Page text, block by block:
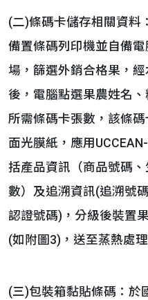
(二)條碼卡儲存相關資料
備置條碼列印機並自備
場，篩選外銷合格果，
後，電腦點選果農姓名
所需條碼卡張數，該條
面光膜紙，應用
括產品資訊（商品號碼
數）及追溯資訊(追溯號
認證號碼)，分級後裝置
(如附圖3)，送至蒸熱處理
(三)包裝箱黏貼條碼：於